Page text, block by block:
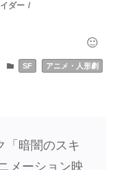
ダー
SF アニメ・人形劇
「暗闇のスキ
メーション映